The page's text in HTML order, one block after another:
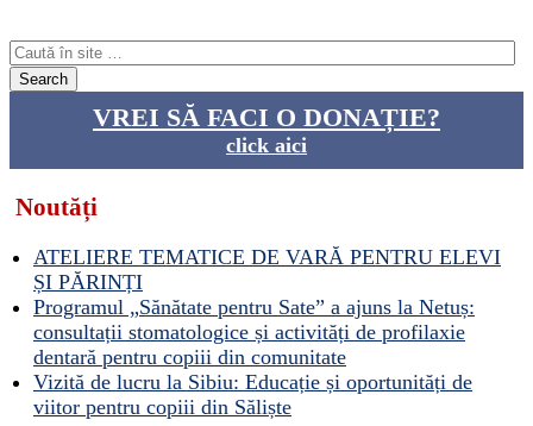
VREI SĂ FACI O DONAȚIE?
click aici
Noutăți
ATELIERE TEMATICE DE VARĂ PENTRU ELEVI
ȘI PĂRINȚI
Programul „Sănătate pentru Sate” a ajuns la Netuș:
consultații stomatologice și activități de profilaxie
dentară pentru copiii din comunitate
Vizită de lucru la Sibiu: Educație și oportunități de
viitor pentru copiii din Săliște